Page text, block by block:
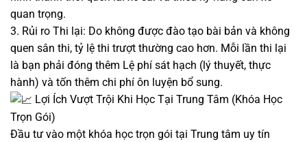
quan trọng.
3. Rủi ro Thi lại: Do không được đào tạo bài bản và không
quen sân thi, tỷ lệ thi trượt thường cao hơn. Mỗi lần thi lại
là bạn phải đóng thêm Lệ phí sát hạch (lý thuyết, thực
hành) và tốn thêm chi phí ôn luyện bổ sung.
Lợi Ích Vượt Trội Khi Học Tại Trung Tâm (Khóa Học
Trọn Gói)
Đầu tư vào một khóa học trọn gói tại Trung tâm uy tín